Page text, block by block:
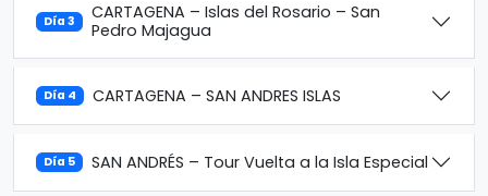
Día 3
CARTAGENA – Islas del Rosario – San
Pedro Majagua
Día 4 CARTAGENA – SAN ANDRES ISLAS
Día 5 SAN ANDRÉS – Tour Vuelta a la Isla Especial